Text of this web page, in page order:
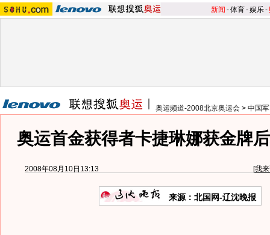
新闻 -体育-娱乐-
奥运频道-2008北京奥运会 > 中国
奥运首金获得者卡捷琳娜获金牌
2008年08月10日13:13 [我
来源：北国网-辽沈晚报